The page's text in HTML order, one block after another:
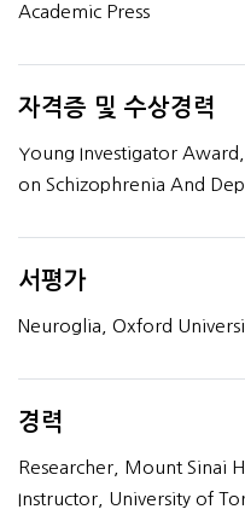
Academic Press
자격증 및 수상경력
Young Investigator
on Schizophrenia And
서평가
Neuroglia, Oxford
경력
Researcher, Mount Sinai
Instructor, University of